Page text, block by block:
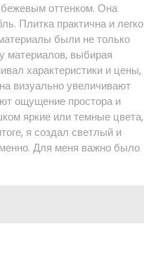
оттенком. Она
Плитка практична и легко
были не только
материалов, выбирая
характеристики и цены,
визуально увеличивают
ощущение простора и
яркие или темные цвета,
я создал светлый и
Для меня важно было